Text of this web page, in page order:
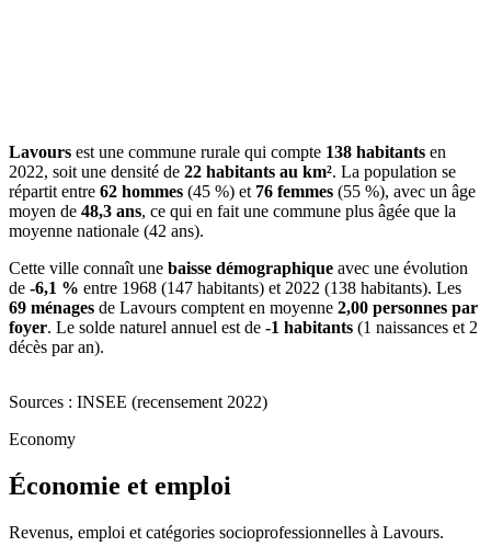
Lavours est une commune rurale qui compte 138 habitants en
2022, soit une densité de 22 habitants au km². La population se
répartit entre 62 hommes (45 %) et 76 femmes (55 %), avec un âge
moyen de 48,3 ans, ce qui en fait une commune plus âgée que la
moyenne nationale (42 ans).
Cette ville connaît une baisse démographique avec une évolution
de -6,1 % entre 1968 (147 habitants) et 2022 (138 habitants). Les
69 ménages de Lavours comptent en moyenne 2,00 personnes par
foyer. Le solde naturel annuel est de -1 habitants (1 naissances et 2
décès par an).
Sources : INSEE (recensement 2022)
Economy
Économie et emploi
Revenus, emploi et catégories socioprofessionnelles à Lavours.